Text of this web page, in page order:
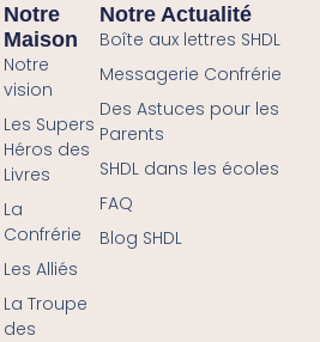
Notre
Maison
Notre
vision
Les Supers
Héros des
Livres
La
Confrérie
Les Alliés
La Troupe
des
Notre Actualité
Boîte aux lettres SHDL
Messagerie Confrérie
Des Astuces pour les
Parents
SHDL dans les écoles
FAQ
Blog SHDL